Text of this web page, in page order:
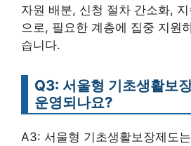
자원 배분, 신청 절차 간소화,
으로, 필요한 계층에 집중 지원
습니다.
Q3: 서울형 기초생활보
운영되나요?
A3: 서울형 기초생활보장제도